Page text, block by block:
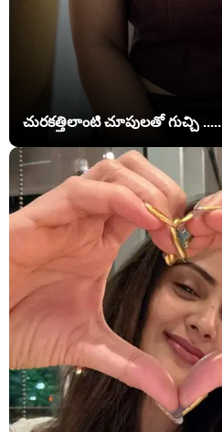
చురకత్తిలాంటి చూపులతో గుచ్చి .....